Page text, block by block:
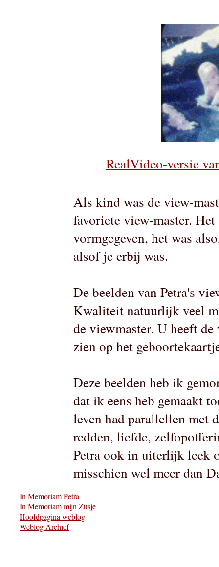
RealVideo-versie
Als kind was de view-
favoriete view-master.
vormgegeven, het was
alsof je erbij was.
De beelden van Petra's
Kwaliteit natuurlijk veel
de viewmaster. U heeft
zien op het
Deze beelden heb ik
dat ik eens heb gemaakt
leven had parallellen met
redden, liefde,
Petra ook in uiterlijk leek
misschien wel meer dan
In Memoriam Petra
In Memoriam mijn Zusje
Hoofdpagina weblog
Weblog Archief